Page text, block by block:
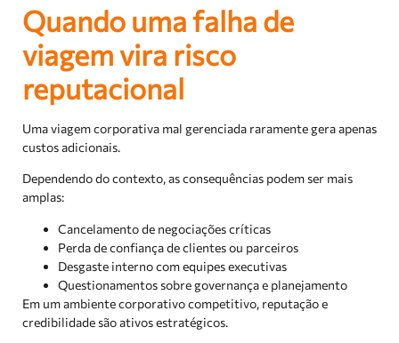
Quando uma falha de
viagem vira risco
reputacional
Uma viagem corporativa mal gerenciada raramente gera apenas
custos adicionais.
Dependendo do contexto, as consequências podem ser mais
amplas:
Cancelamento de negociações críticas
Perda de confiança de clientes ou parceiros
Desgaste interno com equipes executivas
Questionamentos sobre governança e planejamento
Em um ambiente corporativo competitivo, reputação e
credibilidade são ativos estratégicos.